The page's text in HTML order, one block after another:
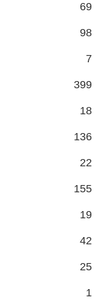
69
98
7
399
18
136
22
155
19
42
25
1